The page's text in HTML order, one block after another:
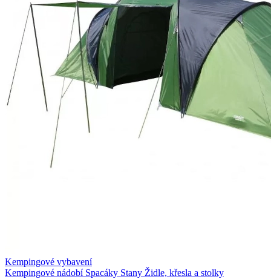
Kempingové vybavení
Kempingové nádobí Spacáky Stany Židle, křesla a stolky